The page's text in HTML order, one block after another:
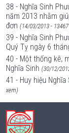
38 - Nghĩa Sinh
năm 2013 nhằm
đơn (14/03/2013 -
39 - Nghĩa Sinh
Quý Tỵ ngày 6
40 - Một thống kê,
Nghĩa Sinh (30/12/
41 - Huy hiệu
xem)